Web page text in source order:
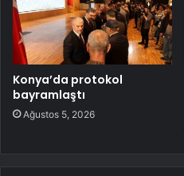
Konya’da protokol
bayramlaştı
Ağustos 5, 2026